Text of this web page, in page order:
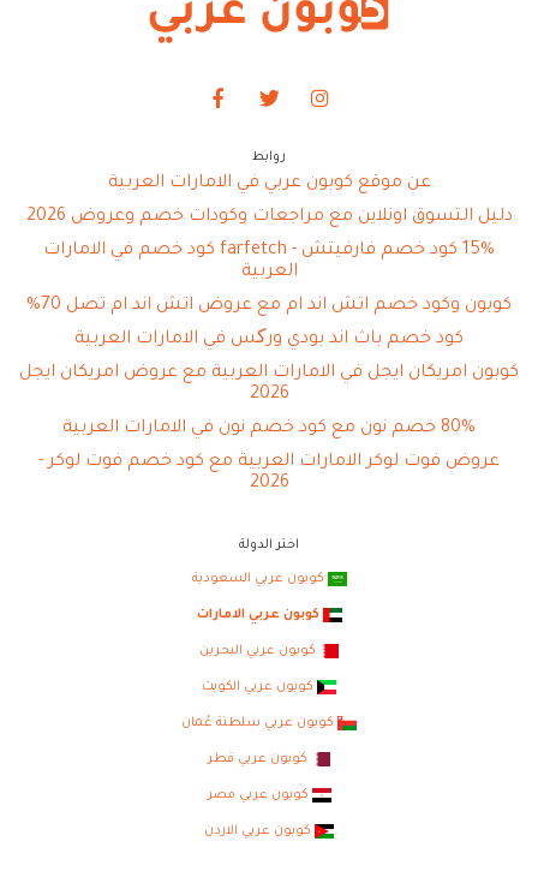
روابط
عن موقع كوبون عربي في الامارات العربية
دليل التسوق اونلاين مع مراجعات وكودات خصم وعروض 2026
15% كود خصم فارفيتش - farfetch كود خصم في الامارات
العربية
كوبون وكود خصم اتش اند ام مع عروض اتش اند ام تصل 70%
كود خصم باث اند بودي ورکس في الامارات العربية
كوبون امريكان ايجل في الامارات العربية مع عروض امريكان ايجل
2026
80% خصم نون مع كود خصم نون في الامارات العربية
عروض فوت لوكر الامارات العربية مع كود خصم فوت لوكر -
2026
اختر الدولة
كوبون عربي السعودية
كوبون عربي الامارات
كوبون عربي البحرين
كوبون عربي الكويت
كوبون عربي سلطنة عُمان
كوبون عربي قطر
كوبون عربي مصر
كوبون عربي الاردن